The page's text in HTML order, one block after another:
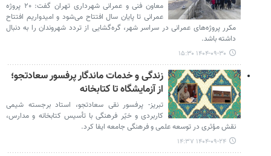
معاون فنی و عمرانی شهرداری تهران گفت: ۲۰ پروژه
عمرانی تا پایان سال افتتاح می‌شود و امیدواریم افتتاح
مکرر پروژه‌های عمرانی در سراسر شهر، گره‌گشایی از تردد شهروندان را به دنبال
داشته باشد.
۱۴۰۴-۰۹-۳۰ ۱۵:۳۰
زندگی و خدمات ماندگار پرفسور سعادتجو؛
از آزمایشگاه تا کتابخانه
تبریز- پرفسور نقی سعادتجو، استاد برجسته شیمی
کاربردی و خیّر فرهنگی با تأسیس کتابخانه و مدارس،
نقش مؤثری در توسعه علمی و فرهنگی جامعه ایفا کرد.
۱۴۰۴-۰۹-۲۴ ۱۴:۳۷